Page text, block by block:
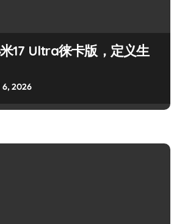
17 Ultra徕卡版，定义生
6, 2026